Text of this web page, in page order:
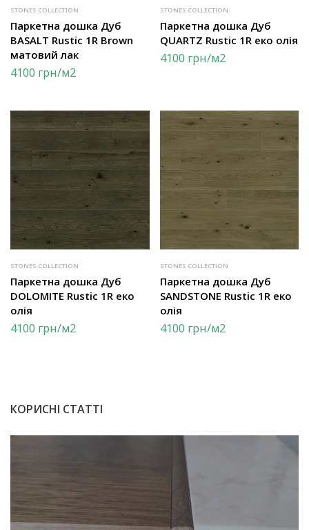
STONES COLLECTION
Паркетна дошка Дуб
BASALT Rustic 1R Brown
матовий лак
4100 грн/м2
STONES COLLECTION
Паркетна дошка Дуб
QUARTZ Rustic 1R еко олія
4100 грн/м2
STONES COLLECTION
Паркетна дошка Дуб
DOLOMITE Rustic 1R еко
олія
4100 грн/м2
STONES COLLECTION
Паркетна дошка Дуб
SANDSTONE Rustic 1R еко
олія
4100 грн/м2
КОРИСНІ СТАТТІ